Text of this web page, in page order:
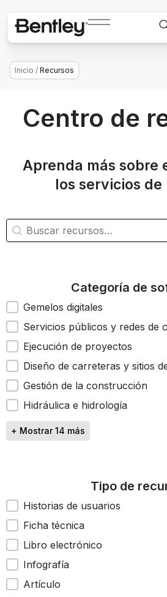
Inicio / Recursos
Centro de
Aprenda más sobre
los servicios de
Búsqueda de recursos
Buscar contenido
Categoría de
Categoría de software
Gemelos digitales
Servicios públicos y redes de
Ejecución de proyectos
Diseño de carreteras y sitios
Gestión de la construcción
Hidráulica e hidrología
+ Mostrar 14 más
Tipo de
Tipo de recurso
Historias de usuarios
Ficha técnica
Libro electrónico
Infografía
Artículo